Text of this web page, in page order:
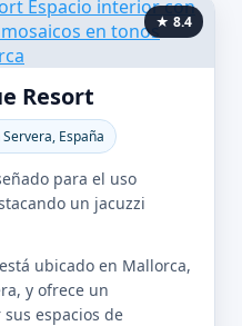
★ 8.4
Resort
España
para el uso
un jacuzzi
ubicado en Mallorca,
y ofrece un
espacios de